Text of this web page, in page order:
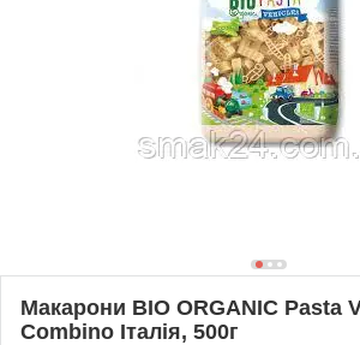
Макарони BIO ORGANIC Pasta
Combino Італія, 500г